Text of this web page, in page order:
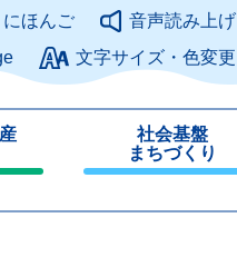
ページの本文へ
ほんご
音声読み上げ
文字サイズ・色変更
社会基盤
まちづくり
じ